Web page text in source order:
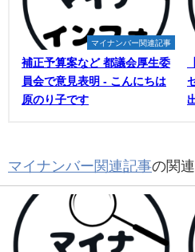
マイナンバー関連記事
補正予算案など 都議会厚生委
員会で意見表明 - こんにちは
原のり子です
マイナンバー関連記事の関